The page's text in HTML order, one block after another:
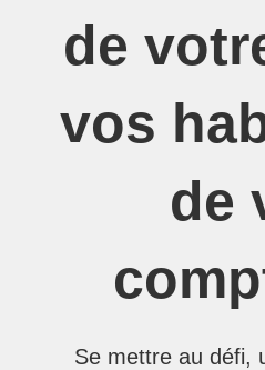
de
vos
de
Se mettre au défi,